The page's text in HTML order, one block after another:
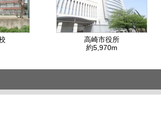
高崎市役所
約5,970m